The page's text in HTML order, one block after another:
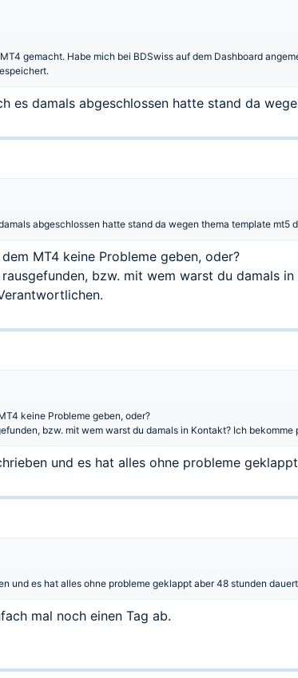
gemacht. Habe mich bei BDSwiss auf dem Dashboard
es damals abgeschlossen hatte stand da
abgeschlossen hatte stand da wegen thema template mt5
MT4 keine Probleme geben, oder?
bzw. mit wem warst du damals
keine Probleme geben, oder?
bzw. mit wem warst du damals in Kontakt? Ich
und es hat alles ohne probleme
und es hat alles ohne probleme geklappt aber 48 stunden
mal noch einen Tag ab.